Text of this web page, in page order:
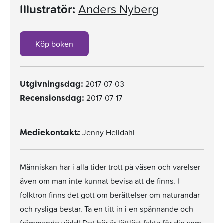
Illustratör: Anders Nyberg
Köp boken
Utgivningsdag: 2017-07-03
Recensionsdag: 2017-07-17
Mediekontakt: Jenny Helldahl
Människan har i alla tider trott på väsen och varelser
även om man inte kunnat bevisa att de finns. I
folktron finns det gott om berättelser om naturandar
och rysliga bestar. Ta en titt in i en spännande och